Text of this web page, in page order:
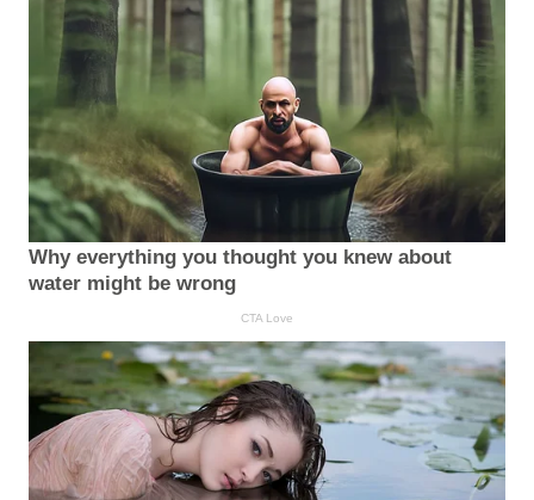
Why everything you thought you knew about
water might be wrong
CTA Love